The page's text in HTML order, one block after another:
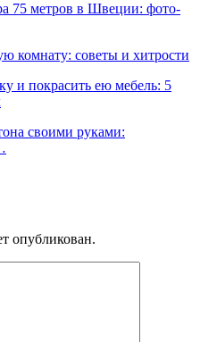
75 метров в Швеции: фото-
комнату: советы и хитрости
и покрасить ею мебель: 5
своими руками:
опубликован.